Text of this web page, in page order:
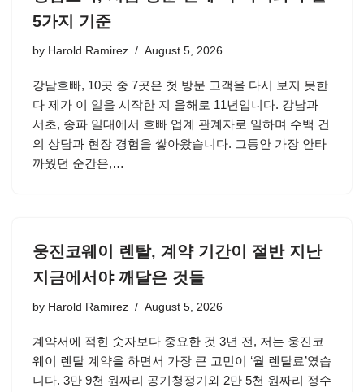
5가지 기준
by Harold Ramirez August 5, 2026
강남호빠, 10곳 중 7곳은 첫 방문 고객을 다시 보지 못한
다 제가 이 일을 시작한 지 올해로 11년입니다. 강남과
서초, 송파 일대에서 호빠 업계 관계자로 일하며 수백 건
의 상담과 현장 경험을 쌓아왔습니다. 그동안 가장 안타
까웠던 순간은,…
웅진코웨이 렌탈, 계약 기간이 절반 지난
지금에서야 깨달은 것들
by Harold Ramirez August 5, 2026
계약서에 적힌 숫자보다 중요한 것 3년 전, 저는 웅진코
웨이 렌탈 계약을 하면서 가장 큰 고민이 ‘월 렌탈료’였습
니다. 3만 9천 원짜리 공기청정기와 2만 5천 원짜리 정수